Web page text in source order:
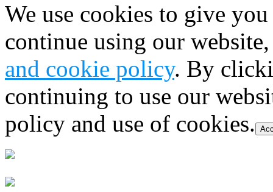
We use cookies to give
continue using our
and cookie policy. By
continuing to use our
policy and use of cookies.